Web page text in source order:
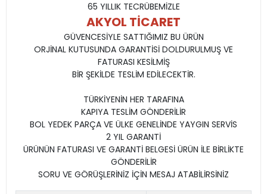
65 YILLIK TECRÜBEMİZLE
AKYOL TİCARET
GÜVENCESİYLE SATTIĞIMIZ BU ÜRÜN
ORJİNAL KUTUSUNDA GARANTİSİ DOLDURULMUŞ VE
FATURASI KESİLMİŞ
BİR ŞEKİLDE TESLİM EDİLECEKTİR.
TÜRKİYENİN HER TARAFINA
KAPIYA TESLİM GÖNDERİLİR
BOL YEDEK PARÇA VE ÜLKE GENELİNDE YAYGIN SERVİS
2 YIL GARANTİ
ÜRÜNÜN FATURASI VE GARANTİ BELGESİ ÜRÜN İLE BİRLİKTE
GÖNDERİLİR
SORU VE GÖRÜŞLERİNİZ İÇİN MESAJ ATABİLİRSİNİZ